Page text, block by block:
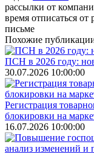
рассылки от
время отписаться
письме
Похожие
ПСН в 2026 году:
30.07.2026 10:00:00
Регистрация
блокировки на
16.07.2026 10:00:00